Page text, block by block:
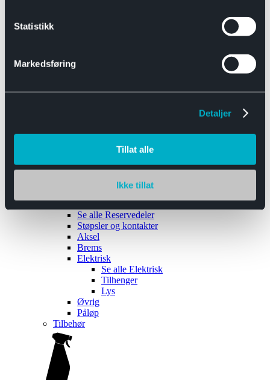
Statistikk
Markedsføring
Detaljer
Tillat alle
Ikke tillat
Båthengere
Reservedeler
Se alle Reservedeler
Støpsler og kontakter
Aksel
Brems
Elektrisk
Se alle Elektrisk
Tilhenger
Lys
Øvrig
Påløp
Tilbehør